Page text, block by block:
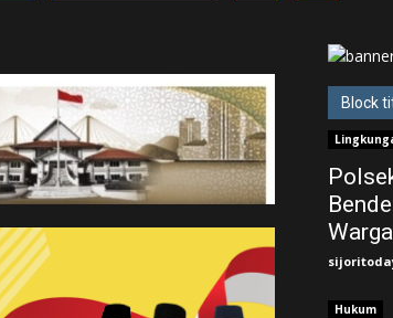
Block
Hukum